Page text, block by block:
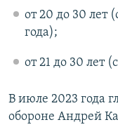
от 20 до 30 лет
года);
от 21 до 30 лет
В июле 2023 года
обороне Андрей